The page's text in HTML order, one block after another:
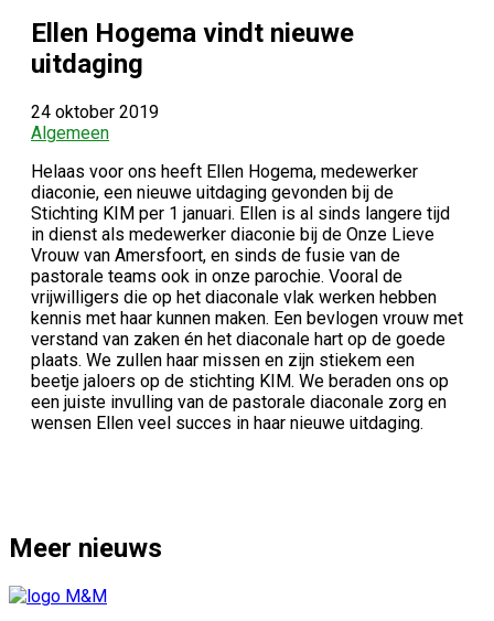
Ellen Hogema vindt nieuwe
uitdaging
24 oktober 2019
Algemeen
Helaas voor ons heeft Ellen Hogema, medewerker
diaconie, een nieuwe uitdaging gevonden bij de
Stichting KIM per 1 januari. Ellen is al sinds langere tijd
in dienst als medewerker diaconie bij de Onze Lieve
Vrouw van Amersfoort, en sinds de fusie van de
pastorale teams ook in onze parochie. Vooral de
vrijwilligers die op het diaconale vlak werken hebben
kennis met haar kunnen maken. Een bevlogen vrouw met
verstand van zaken én het diaconale hart op de goede
plaats. We zullen haar missen en zijn stiekem een
beetje jaloers op de stichting KIM. We beraden ons op
een juiste invulling van de pastorale diaconale zorg en
wensen Ellen veel succes in haar nieuwe uitdaging.
Meer nieuws